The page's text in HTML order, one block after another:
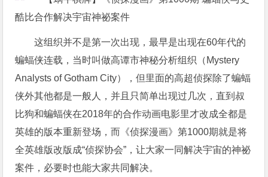
这组织并不是第一次出现，最早是出现在60年代的
蝙蝠侠连载，当时叫做高谭市神秘分析组织（Mystery
Analysts of Gotham City），但里面的高超侦探除了蝙蝠
侠外其他都是一般人，并且只简单出现过几次，直到叔
比狗和蝙蝠侠在2018年的合作动画电影里才改成全都是
英雄的版本重新登场，而《侦探漫画》第1000期就是将
全英雄版改版成“侦探协会”，让大家一同解决宇宙的神祕
案件，必要时也能大家共同解决。